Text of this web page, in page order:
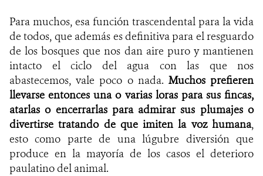
Para muchos, esa función trascendental para la vida
de todos, que además es definitiva para el resguardo
de los bosques que nos dan aire puro y mantienen
intacto el ciclo del agua con las que nos
abastecemos, vale poco o nada. Muchos prefieren
llevarse entonces una o varias loras para sus fincas,
atarlas o encerrarlas para admirar sus plumajes o
divertirse tratando de que imiten la voz humana,
esto como parte de una lúgubre diversión que
produce en la mayoría de los casos el deterioro
paulatino del animal.